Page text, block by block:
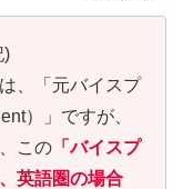
)
、「元バイスプ
）」ですが、
この 「バイスプ
英語圏の場合